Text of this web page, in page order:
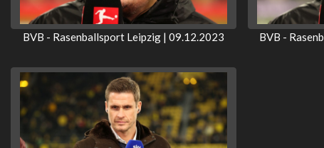
BVB - Rasenballsport Leipzig | 09.12.2023 BVB -